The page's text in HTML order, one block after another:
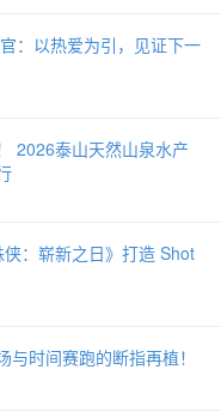
：以热爱为引，见证下一
2026泰山天然山泉水产
：崭新之日》打造 Shot
时间赛跑的断指再植！